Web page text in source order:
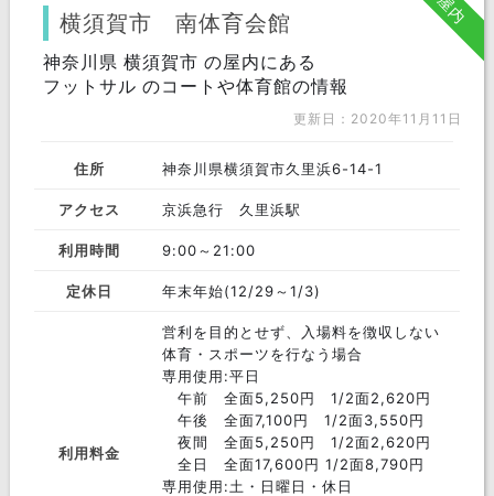
屋内
横須賀市 南体育会館
神奈川県 横須賀市 の屋内にある
フットサル のコートや体育館の情報
更新日：2020年11月11日
住所 神奈川県横須賀市久里浜6-14-1
アクセス 京浜急行 久里浜駅
利用時間 9:00～21:00
定休日 年末年始(12/29～1/3)
利用料金
営利を目的とせず、入場料を徴収しない
体育・スポーツを行なう場合
専用使用:平日
午前 全面5,250円 1/2面2,620円
午後 全面7,100円 1/2面3,550円
夜間 全面5,250円 1/2面2,620円
全日 全面17,600円 1/2面8,790円
専用使用:土・日曜日・休日